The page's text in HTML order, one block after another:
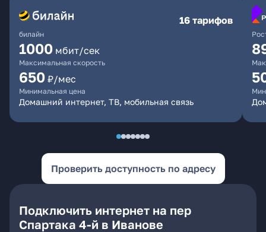
билайн
16 тарифов
1000 мбит/сек
Максимальная скорость
650 ₽/мес
Минимальная цена
Домашний интернет, ТВ, мобильная связь
Проверить доступность по адресу
Подключить интернет на пер
Спартака 4-й в Иванове